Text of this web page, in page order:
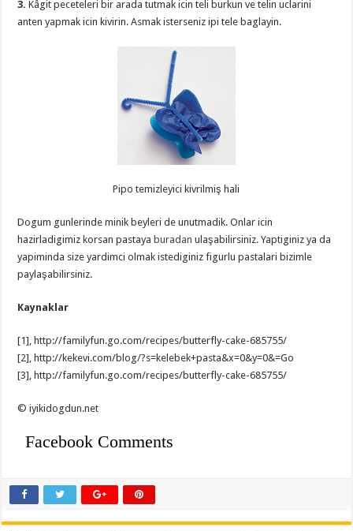
3.Kâgit peceteleri bir arada tutmak icin teli burkun ve telin uclarini
anten yapmak icin kivirin. Asmak isterseniz ipi tele baglayin.
Pipo temizleyici kivrilmiş hali
Dogum gunlerinde minik beyleri de unutmadik. Onlar icin
hazirladigimiz korsan pastayaburadan ulaşabilirsiniz. Yaptiginiz ya da
yapiminda size yardimci olmak istediginiz figurlu pastalari bizimle
paylaşabilirsiniz.
Kaynaklar
[1], http://familyfun.go.com/recipes/butterfly-cake-685755/
[2], http://kekevi.com/blog/?s=kelebek+pasta&x=0&y=0&=Go
[3], http://familyfun.go.com/recipes/butterfly-cake-685755/
© iyikidogdun.net
Facebook Comments